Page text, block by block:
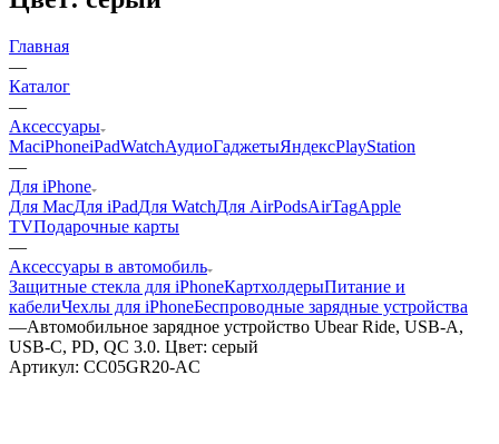
Главная
—
Каталог
—
Аксессуары
MaciPhoneiPadWatchАудиоГаджетыЯндексPlayStation
—
Для iPhone
Для MacДля iPadДля WatchДля AirPodsAirTagApple
TVПодарочные карты
—
Аксессуары в автомобиль
Защитные стекла для iPhoneКартхолдерыПитание и
кабелиЧехлы для iPhoneБеспроводные зарядные устройства
—Автомобильное зарядное устройство Ubear Ride, USB-A,
USB-C, PD, QC 3.0. Цвет: серый
Артикул: CC05GR20-AC